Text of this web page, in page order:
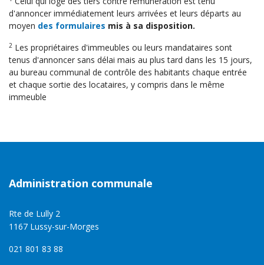
d'annoncer immédiatement leurs arrivées et leurs départs au
moyen des formulaires mis à sa disposition.
2 Les propriétaires d'immeubles ou leurs mandataires sont
tenus d'annoncer sans délai mais au plus tard dans les 15 jours,
au bureau communal de contrôle des habitants chaque entrée
et chaque sortie des locataires, y compris dans le même
immeuble
Administration communale
Rte de Lully 2
1167 Lussy-sur-Morges
021 801 83 88